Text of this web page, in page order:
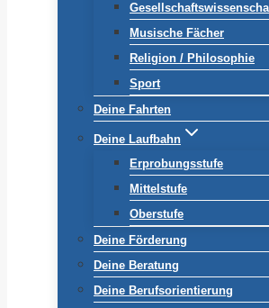
Musische Fächer
Religion / Philosophie
Sport
Deine Fahrten
Deine Laufbahn
Erprobungsstufe
Mittelstufe
Oberstufe
Deine Förderung
Deine Beratung
Deine Berufsorientierung